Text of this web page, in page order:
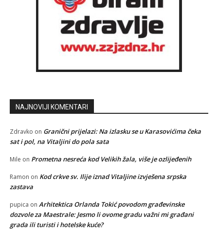
NAJNOVIJI KOMENTARI
Zdravko on Granični prijelazi: Na izlasku se u Karasovićima čeka
sat i pol, na Vitaljini do pola sata
Mile on Prometna nesreća kod Velikih žala, više je ozlijeđenih
Ramon on Kod crkve sv. Ilije iznad Vitaljine izvješena srpska
zastava
pupica on Arhitektica Orlanda Tokić povodom građevinske
dozvole za Maestrale: Jesmo li ovome gradu važni mi građani
grada ili turisti i hotelske kuće?